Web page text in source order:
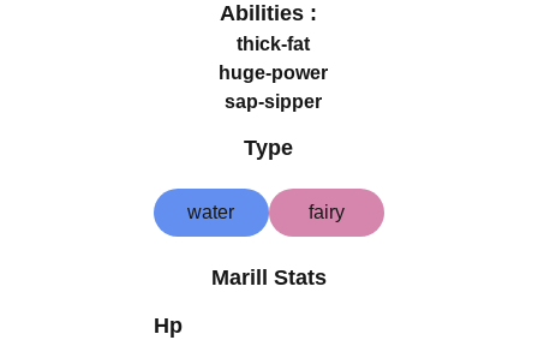
Abilities :
thick-fat
huge-power
sap-sipper
Type
water fairy
Marill Stats
Hp